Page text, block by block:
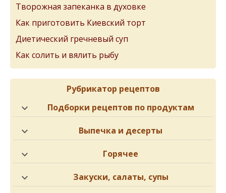
Творожная запеканка в духовке
Как приготовить Киевский торт
Диетический гречневый суп
Как солить и вялить рыбу
Рубрикатор рецептов
Подборки рецептов по продуктам
Выпечка и десерты
Горячее
Закуски, салаты, супы